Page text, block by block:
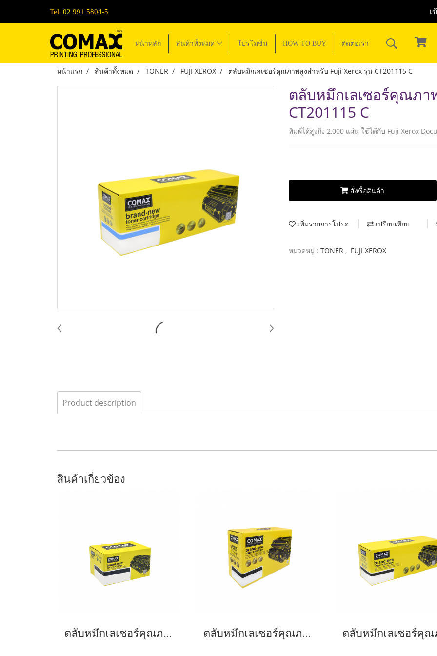
Tel. 02 991 5804-5 เ
หน้าหลัก สินค้าทั้งหมด โปรโมชั่น HOW TO BUY ติดต่อเรา
หน้าแรก สินค้าทั้งหมด TONER FUJI XEROX ตลับหมึกเลเซอร์คุณภาพสูงสำหรับ Fuji Xerox รุ่น CT201115 C
ตลับหมึกเลเซอร์คุณภา
CT201115 C
พิมพ์ได้สูงถึง 2,000 แผ่น ใช้ได้กับ Fuji Xerox
สั่งซื้อสินค้า
เพิ่มรายการโปรด เปรียบเทียบ
หมวดหมู่ : TONER , FUJI XEROX
Product description
สินค้าเกี่ยวข้อง
ตลับหมึกเลเซอร์คุณภาพสูงสำหรับ Fuji Xerox รุ่น P255 (CT201918) Black ตลับหมึกเลเซอร์คุณภาพสูงสำหรับ Fuji Xerox รุ่น 3428 Black